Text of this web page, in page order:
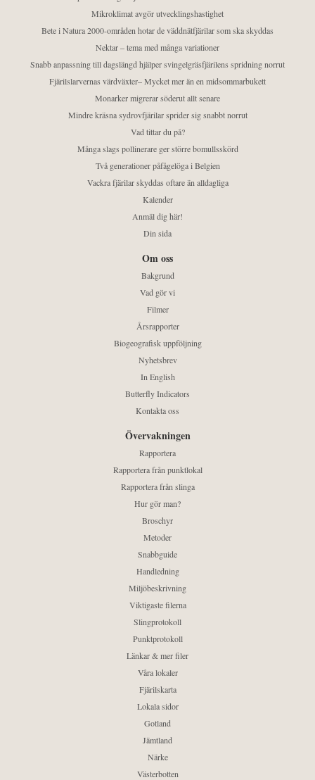
Mikroklimat avgör utvecklingshastighet
Bete i Natura 2000-områden hotar de väddnätfjärilar som ska skyddas
Nektar – tema med många variationer
Snabb anpassning till dagslängd hjälper svingelgräsfjärilens spridning norrut
Fjärilslarvernas värdväxter– Mycket mer än en midsommarbukett
Monarker migrerar söderut allt senare
Mindre kräsna sydrovfjärilar sprider sig snabbt norrut
Vad tittar du på?
Många slags pollinerare ger större bomullsskörd
Två generationer påfågelöga i Belgien
Vackra fjärilar skyddas oftare än alldagliga
Kalender
Anmäl dig här!
Din sida
Om oss
Bakgrund
Vad gör vi
Filmer
Årsrapporter
Biogeografisk uppföljning
Nyhetsbrev
In English
Butterfly Indicators
Kontakta oss
Övervakningen
Rapportera
Rapportera från punktlokal
Rapportera från slinga
Hur gör man?
Broschyr
Metoder
Snabbguide
Handledning
Miljöbeskrivning
Viktigaste filerna
Slingprotokoll
Punktprotokoll
Länkar & mer filer
Våra lokaler
Fjärilskarta
Lokala sidor
Gotland
Jämtland
Närke
Västerbotten